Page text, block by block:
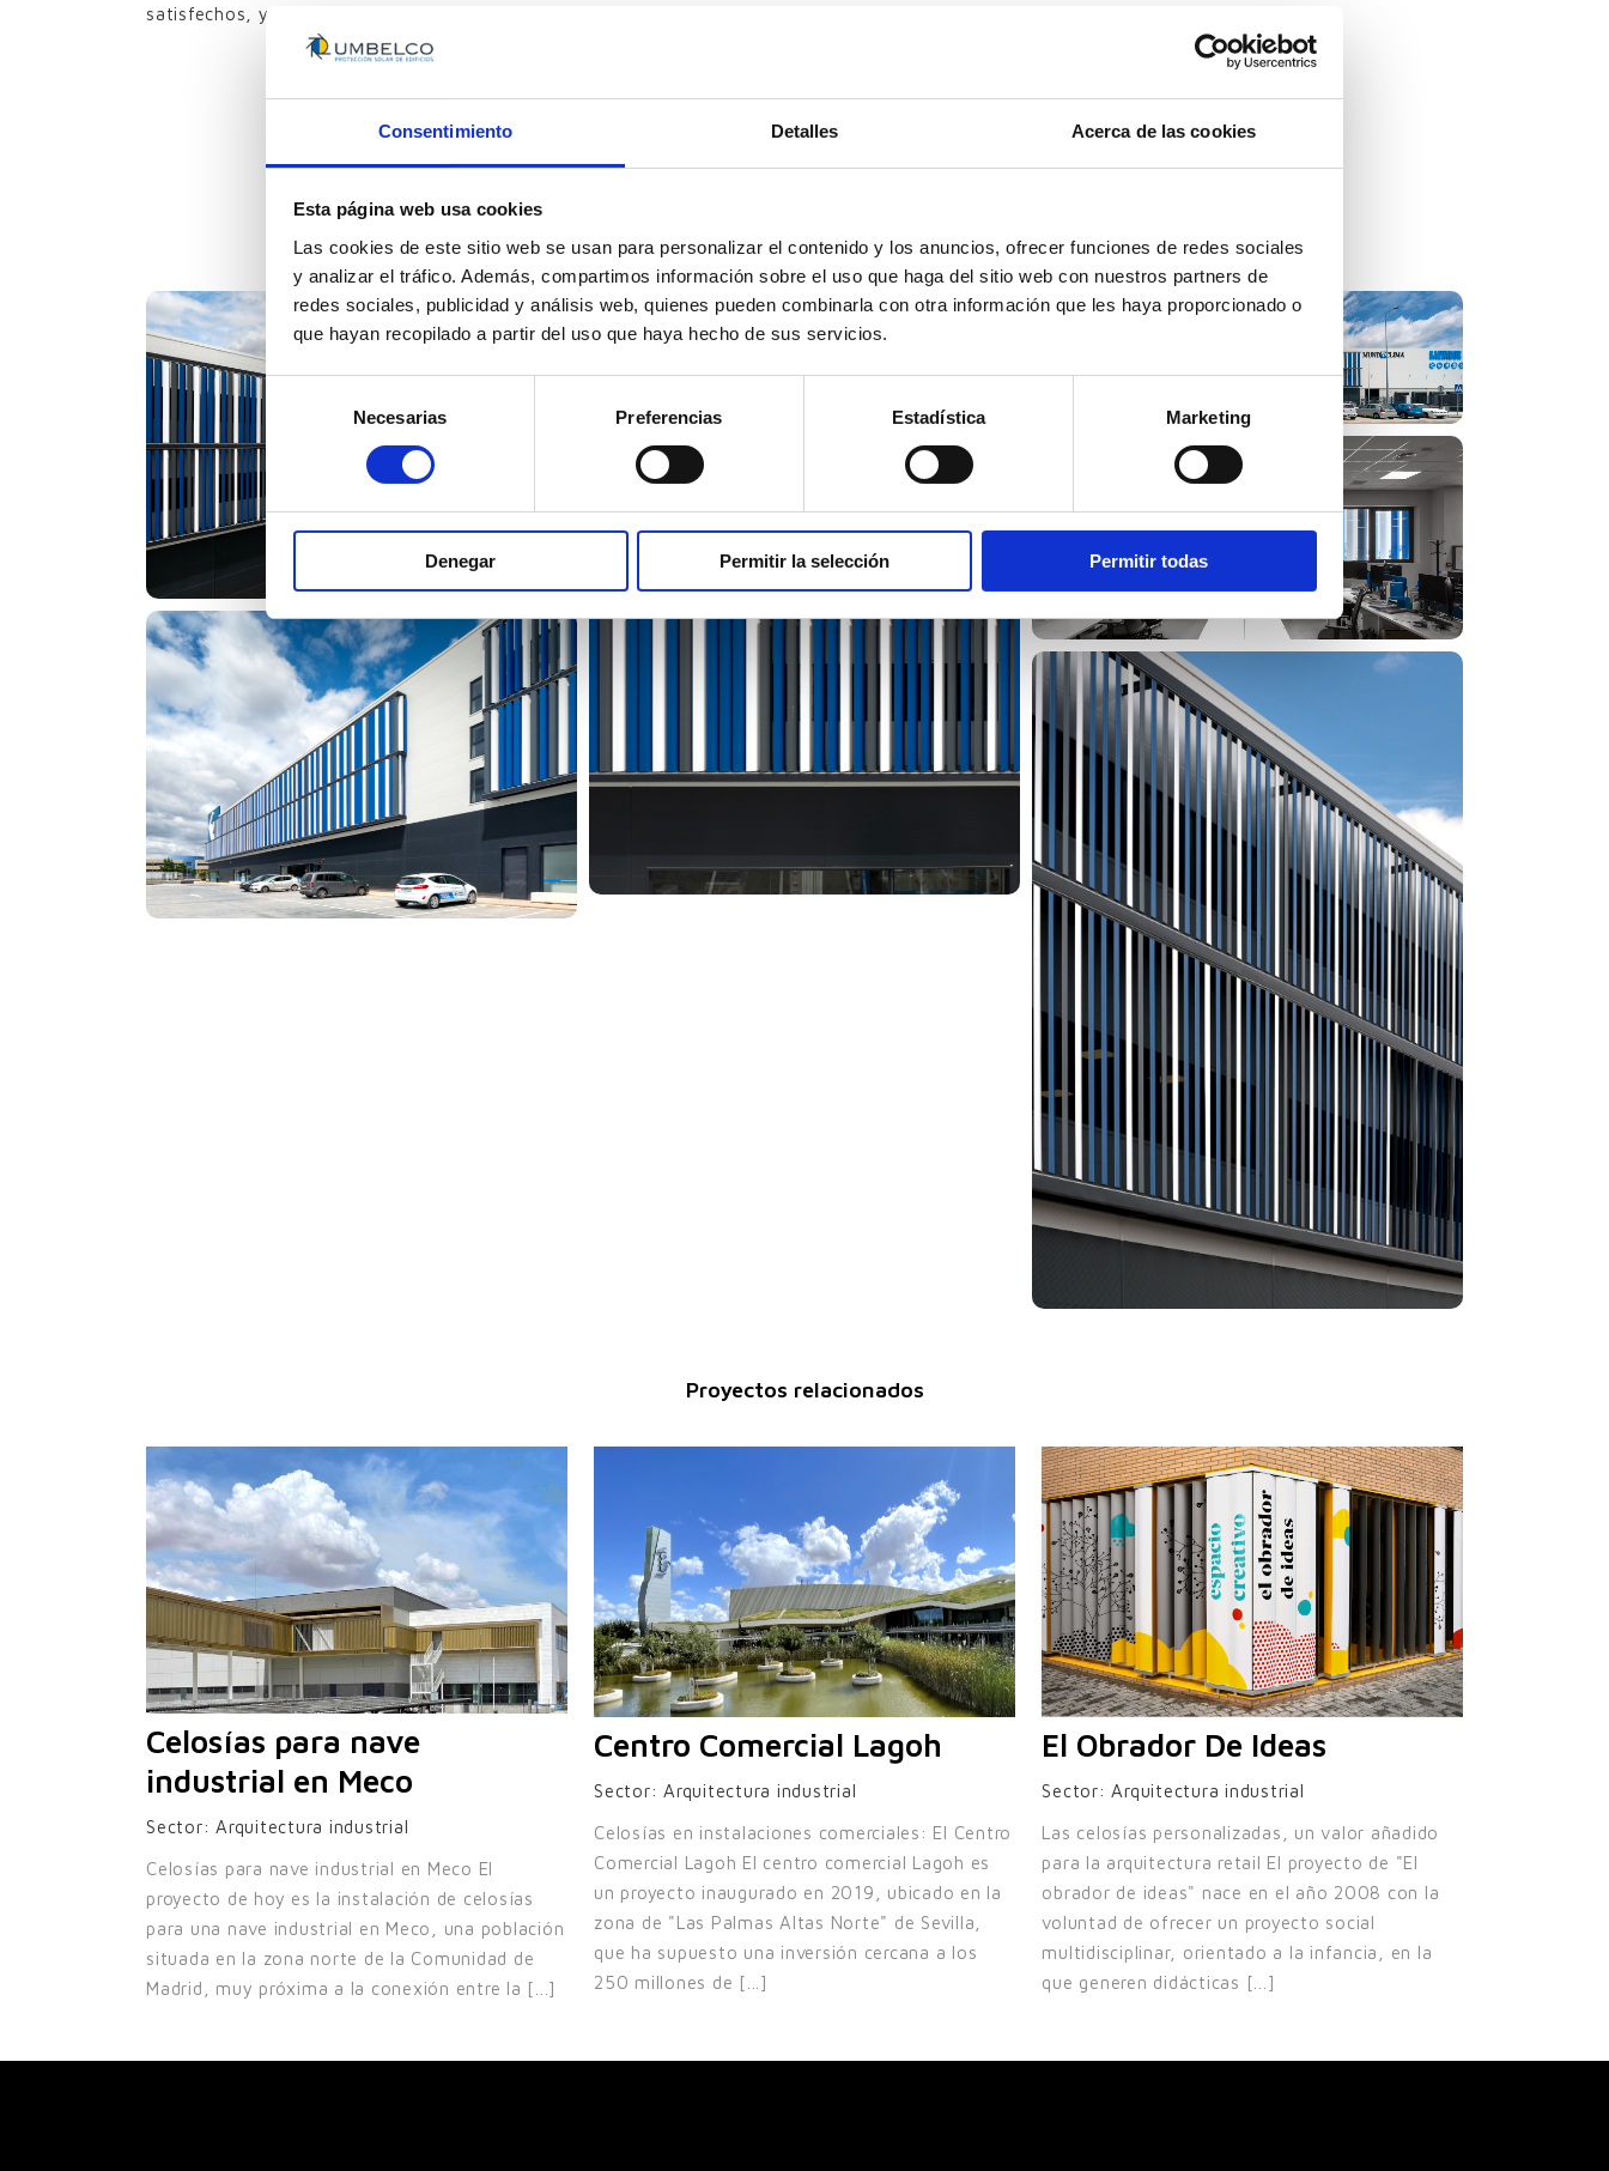
Consentimiento Detalles Acerca de las cookies
Esta página web usa cookies
Las cookies de este sitio web se usan para personalizar el contenido y los anuncios, ofrecer funciones de redes sociales
y analizar el tráfico. Además, compartimos información sobre el uso que haga del sitio web con nuestros partners de
redes sociales, publicidad y análisis web, quienes pueden combinarla con otra información que les haya proporcionado o
que hayan recopilado a partir del uso que haya hecho de sus servicios.
consentimiento
Necesarias Preferencias Estadística Marketing
Denegar Permitir la selección Permitir todas
satisfechos, y que supone un nuevo ejemplo de proyecto con parasoles UPO-350 en Andalucía.
Resultado obtenido
560m2 de celosías de lamas instaladas
Proyectos relacionados
Celosías para nave
industrial en Meco
Sector: Arquitectura industrial
Celosías para nave industrial en Meco El
proyecto de hoy es la instalación de celosías
para una nave industrial en Meco, una población
situada en la zona norte de la Comunidad de
Madrid, muy próxima a la conexión entre la [...]
Centro Comercial Lagoh
Sector: Arquitectura industrial
Celosías en instalaciones comerciales: El Centro
Comercial Lagoh El centro comercial Lagoh es
un proyecto inaugurado en 2019, ubicado en la
zona de "Las Palmas Altas Norte" de Sevilla,
que ha supuesto una inversión cercana a los
250 millones de [...]
El Obrador De Ideas
Sector: Arquitectura industrial
Las celosías personalizadas, un valor añadido
para la arquitectura retail El proyecto de "El
obrador de ideas" nace en el año 2008 con la
voluntad de ofrecer un proyecto social
multidisciplinar, orientado a la infancia, en la
que generen didácticas [...]